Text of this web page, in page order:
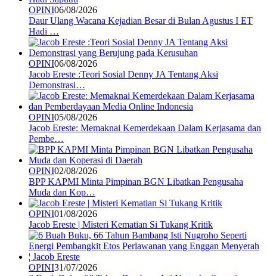
OPINI06/08/2026
Daur Ulang Wacana Kejadian Besar di Bulan Agustus I ET
Hadi …
OPINI06/08/2026
Jacob Ereste :Teori Sosial Denny JA Tentang Aksi
Demonstrasi…
OPINI05/08/2026
Jacob Ereste: Memaknai Kemerdekaan Dalam Kerjasama dan
Pembe…
OPINI02/08/2026
BPP KAPMI Minta Pimpinan BGN Libatkan Pengusaha
Muda dan Kop…
OPINI01/08/2026
Jacob Ereste | Misteri Kematian Si Tukang Kritik
OPINI31/07/2026